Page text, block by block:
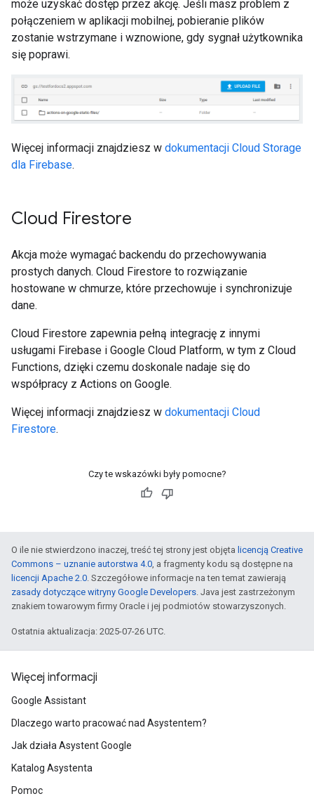
może uzyskać dostęp przez akcję. Jeśli masz problem z
połączeniem w aplikacji mobilnej, pobieranie plików
zostanie wstrzymane i wznowione, gdy sygnał użytkownika
się poprawi.
Więcej informacji znajdziesz w dokumentacji Cloud Storage
dla Firebase.
Cloud Firestore
Akcja może wymagać backendu do przechowywania
prostych danych. Cloud Firestore to rozwiązanie
hostowane w chmurze, które przechowuje i synchronizuje
dane.
Cloud Firestore zapewnia pełną integrację z innymi
usługami Firebase i Google Cloud Platform, w tym z Cloud
Functions, dzięki czemu doskonale nadaje się do
współpracy z Actions on Google.
Więcej informacji znajdziesz w dokumentacji Cloud
Firestore.
Czy te wskazówki były pomocne?
O ile nie stwierdzono inaczej, treść tej strony jest objęta licencją Creative
Commons – uznanie autorstwa 4.0, a fragmenty kodu są dostępne na
licencji Apache 2.0. Szczegółowe informacje na ten temat zawierają
zasady dotyczące witryny Google Developers. Java jest zastrzeżonym
znakiem towarowym firmy Oracle i jej podmiotów stowarzyszonych.
Ostatnia aktualizacja: 2025-07-26 UTC.
Więcej informacji
Google Assistant
Dlaczego warto pracować nad Asystentem?
Jak działa Asystent Google
Katalog Asystenta
Pomoc